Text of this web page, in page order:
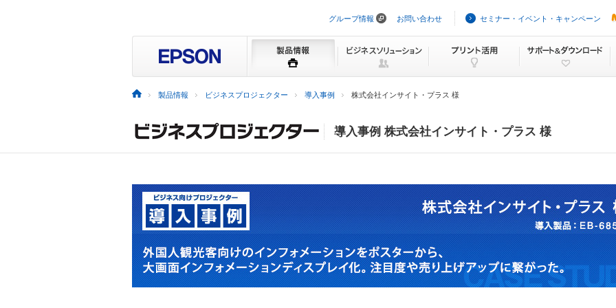
ビ
ョ
ン
を
キ
ッ
グループ情報 お問い合わせ セミナー・イベント・キャンペーン
製品情報 ビジネスプロジェクター 導入事例 株式会社インサイト・プラス 様
導入事例 株式会社インサイト・プラス 様